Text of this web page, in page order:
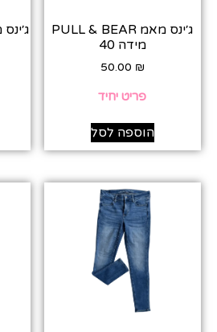
ג׳ינס מאמ PULL & BEAR
מידה 40
50.00 ₪
פריט יחיד
הוספה לסל